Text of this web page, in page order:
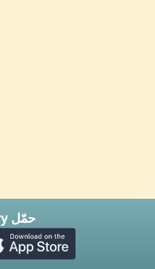
حمّل Professory الآن